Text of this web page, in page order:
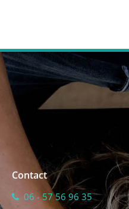
Contact
06 - 57 56 96 35